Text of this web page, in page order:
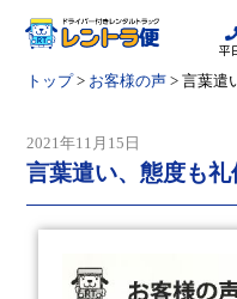
平
トップ> お客様の声> 言葉遣
2021年11月15日
言葉遣い、態度も礼